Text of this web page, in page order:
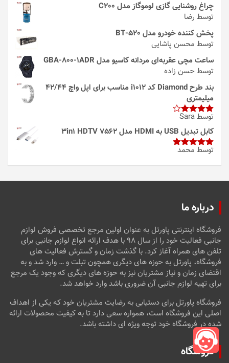
چراغ روشنایی گازی لوموگاز مدل C200
توسط رضا
پخش کننده خودرو مدل 520-BT
توسط محسن پاشایی
ساعت مچی عقربه‌ای مردانه کاسیو مدل GBA-800-1ADR
توسط حسن زاده
بند طرح Diamond کد i1012 مناسب برای اپل واچ 42/44
میلیمتری
امتیاز4
از 5
توسط Sara
کابل تبدیل USB به HDMI مدل 3in1 HDTV 7562
امتیاز5از
توسط محمد
درباره ما
فروشگاه اینترنتی پاورتل به عنوان اولین مرجع تخصصی فروش لوازم
جانبی فعالیت خود را از سال ۹۸ با هدف ارائه انواع لوازم جانبی برای
تلفن های همراه آغاز کرد. با گذشت زمان و گسترش فعالیت های
فروشگاه، پاورتل به حوزه های دیگری همچون تبلت و … وارد شد و به
اقتضای زمان و نیاز مشتریان نیز به حوزه های دیگری که وجود یک مرجع
برای تهیه لوازم جانبی آن ضروری باشد وارد خواهد شد.
فروشگاه پاورتل برای دستیابی به رضایت مشتریان خود که یکی از اهداف
اصلی این فروشگاه است، همواره سعی دارد تا به کیفیت محصولات ارائه
شده در فروشگاه خود توجه ویژه ای داشته باشد.
فروشگاه